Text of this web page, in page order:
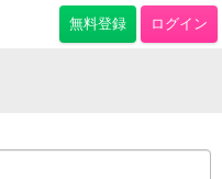
無料登録 ログイン